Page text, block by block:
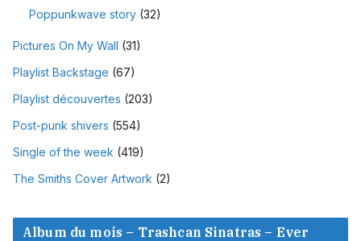
Poppunkwave story (32)
Pictures On My Wall (31)
Playlist Backstage (67)
Playlist découvertes (203)
Post-punk shivers (554)
Single of the week (419)
The Smiths Cover Artwork (2)
Album du mois – Trashcan Sinatras – Ever